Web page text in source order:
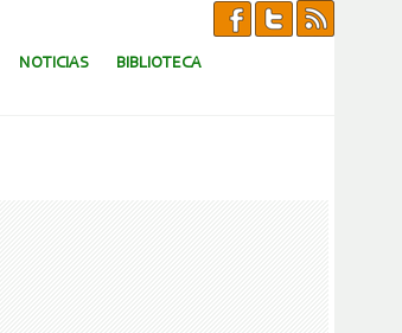
NOTICIAS BIBLIOTECA